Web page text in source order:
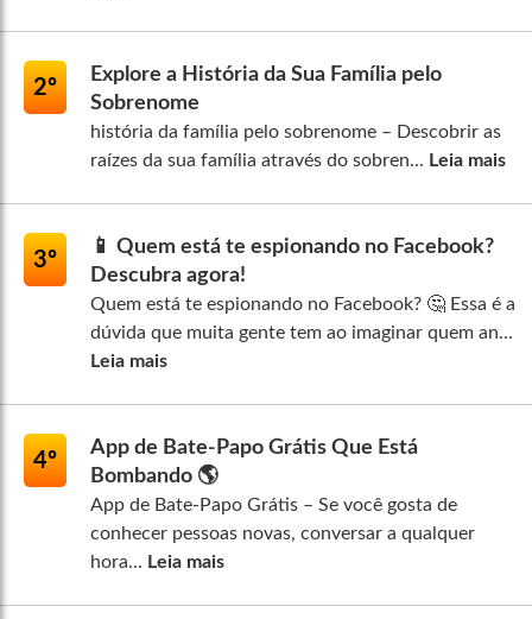
2º
Explore a História da Sua Família pelo
Sobrenome
história da família pelo sobrenome – Descobrir as
raízes da sua família através do sobren... Leia mais
3º
📱 Quem está te espionando no Facebook?
Descubra agora!
Quem está te espionando no Facebook? 🤔 Essa é a
dúvida que muita gente tem ao imaginar quem an...
Leia mais
4º
App de Bate-Papo Grátis Que Está
Bombando 🌎
App de Bate-Papo Grátis – Se você gosta de
conhecer pessoas novas, conversar a qualquer
hora... Leia mais